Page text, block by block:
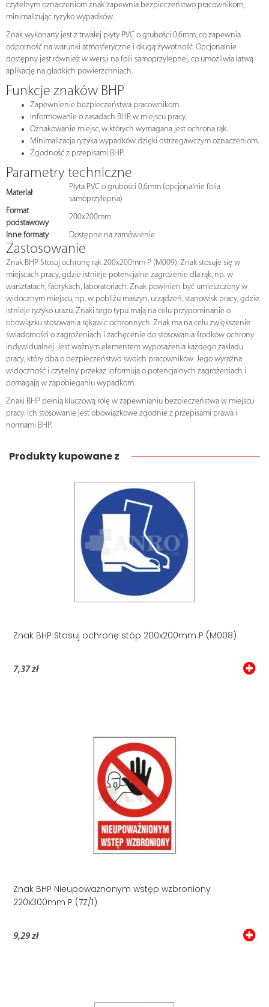
czytelnym oznaczeniom znak zapewnia bezpieczeństwo pracownikom,
minimalizując ryzyko wypadków.
Znak wykonany jest z trwałej płyty PVC o grubości 0,6mm, co zapewnia
odporność na warunki atmosferyczne i długą żywotność. Opcjonalnie
dostępny jest również w wersji na folii samoprzylepnej, co umożliwia łatwą
aplikację na gładkich powierzchniach.
Funkcje znaków BHP
Zapewnienie bezpieczeństwa pracownikom.
Informowanie o zasadach BHP w miejscu pracy.
Oznakowanie miejsc, w których wymagana jest ochrona rąk.
Minimalizacja ryzyka wypadków dzięki ostrzegawczym oznaczeniom.
Zgodność z przepisami BHP.
Parametry techniczne
Materiał
Płyta PVC o grubości 0,6mm (opcjonalnie folia
samoprzylepna)
Format
podstawowy
200x200mm
Inne formaty
Dostępne na zamówienie
Zastosowanie
Znak BHP Stosuj ochronę rąk 200x200mm P (M009). Znak stosuje się w
miejscach pracy, gdzie istnieje potencjalne zagrożenie dla rąk, np. w
warsztatach, fabrykach, laboratoriach. Znak powinien być umieszczony w
widocznym miejscu, np. w pobliżu maszyn, urządzeń, stanowisk pracy, gdzie
istnieje ryzyko urazu. Znaki tego typu mają na celu przypominanie o
obowiązku stosowania rękawic ochronnych. Znak ma na celu zwiększenie
świadomości o zagrożeniach i zachęcenie do stosowania środków ochrony
indywidualnej. Jest ważnym elementem wyposażenia każdego zakładu
pracy, który dba o bezpieczeństwo swoich pracowników. Jego wyraźna
widoczność i czytelny przekaz informują o potencjalnych zagrożeniach i
pomagają w zapobieganiu wypadkom.
Znaki BHP pełnią kluczową rolę w zapewnianiu bezpieczeństwa w miejscu
pracy. Ich stosowanie jest obowiązkowe zgodnie z przepisami prawa i
normami BHP.
Produkty kupowane z
Znak BHP Stosuj ochronę stóp 200x200mm P (M008)
7,37 zł
Znak BHP Nieupoważnonym wstęp wzbroniony
220x300mm P (7Z/1)
9,29 zł